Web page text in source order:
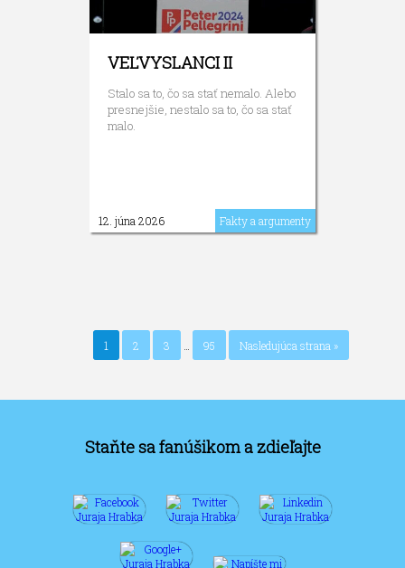
VEĽVYSLANCI II
Stalo sa to, čo sa stať nemalo. Alebo
presnejšie, nestalo sa to, čo sa stať
malo.
12. júna 2026 Fakty a argumenty
1 2 3 95 Nasledujúca strana »
Staňte sa fanúšikom a zdieľajte